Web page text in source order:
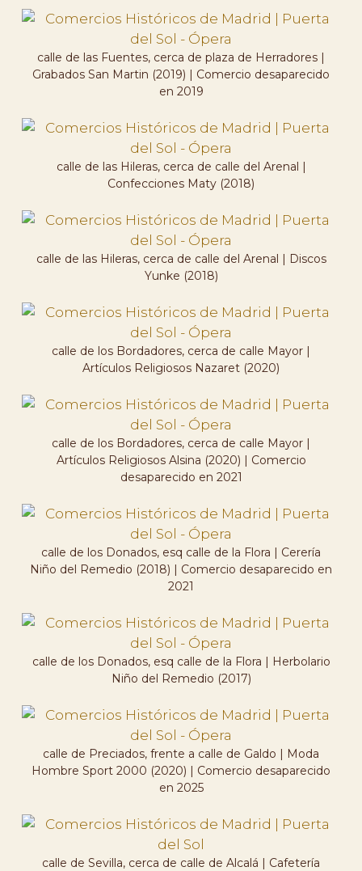
calle de las Fuentes, cerca de plaza de Herradores |
Grabados San Martin (2019) | Comercio desaparecido
en 2019
calle de las Hileras, cerca de calle del Arenal |
Confecciones Maty (2018)
calle de las Hileras, cerca de calle del Arenal | Discos
Yunke (2018)
calle de los Bordadores, cerca de calle Mayor |
Artículos Religiosos Nazaret (2020)
calle de los Bordadores, cerca de calle Mayor |
Artículos Religiosos Alsina (2020) | Comercio
desaparecido en 2021
calle de los Donados, esq calle de la Flora | Cerería
Niño del Remedio (2018) | Comercio desaparecido en
2021
calle de los Donados, esq calle de la Flora | Herbolario
Niño del Remedio (2017)
calle de Preciados, frente a calle de Galdo | Moda
Hombre Sport 2000 (2020) | Comercio desaparecido
en 2025
calle de Sevilla, cerca de calle de Alcalá | Cafetería